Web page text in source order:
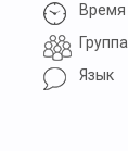
Время
Группа
Язык